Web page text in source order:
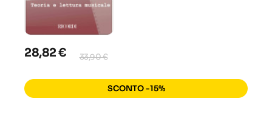
28,82 € 33,90 €
SCONTO -15%